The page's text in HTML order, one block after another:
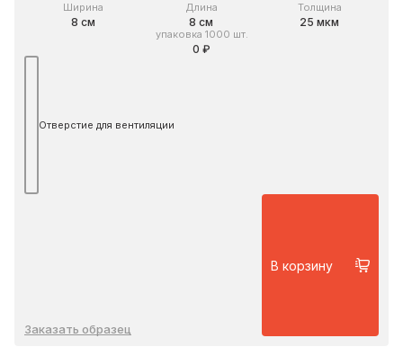
Ширина
8 см
Длина
8 см
Толщина
25 мкм
упаковка 1000 шт.
0 ₽
Отверстие для вентиляции
Заказать образец
В корзину